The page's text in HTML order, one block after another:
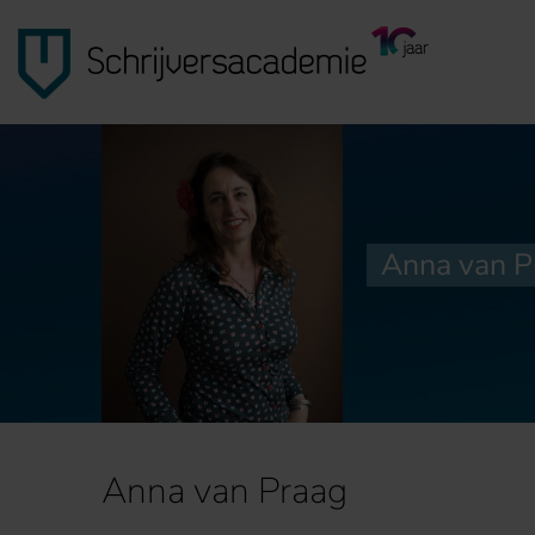
Anna van
Anna van Praag